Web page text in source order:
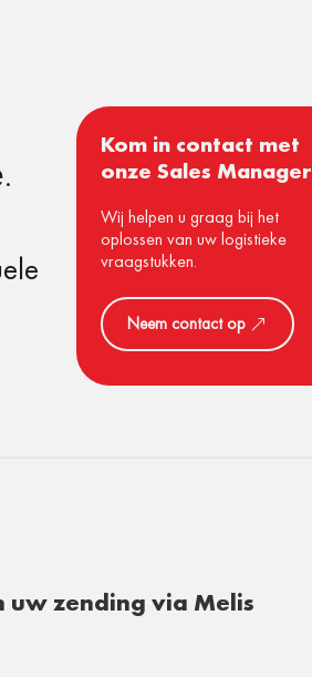
Kom in contact met
onze Sales Manager
Wij helpen u graag bij het
oplossen van uw logistieke
vraagstukken.
Neem contact op
uw zending via Melis